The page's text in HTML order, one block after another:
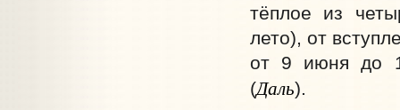
тёплое из
лето), от
от 9 июня до
(Даль).